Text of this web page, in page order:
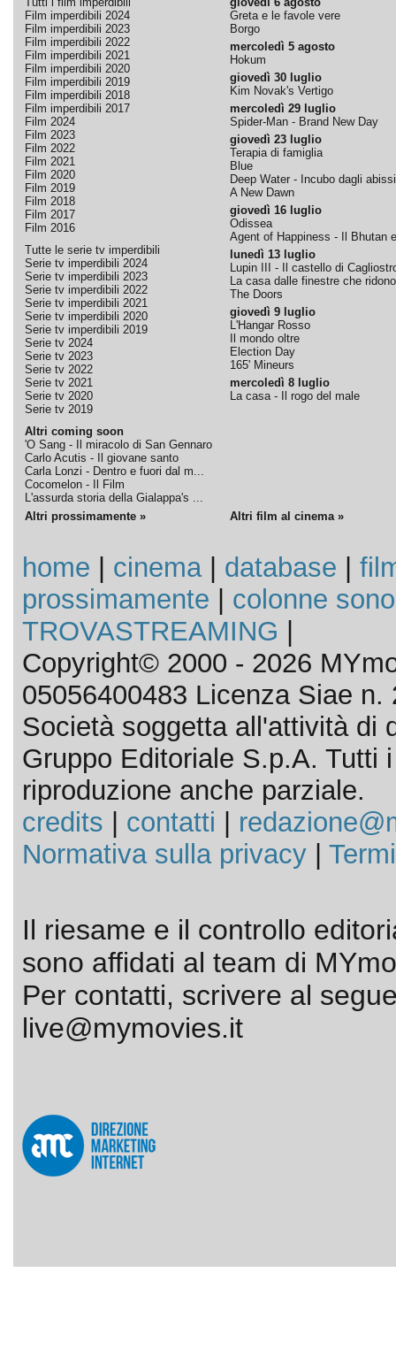
Film imperdibili 2024
Film imperdibili 2023
Film imperdibili 2022
Film imperdibili 2021
Film imperdibili 2020
Film imperdibili 2019
Film imperdibili 2018
Film imperdibili 2017
Film 2024
Film 2023
Film 2022
Film 2021
Film 2020
Film 2019
Film 2018
Film 2017
Film 2016
Tutte le serie tv imperdibili
Serie tv imperdibili 2024
Serie tv imperdibili 2023
Serie tv imperdibili 2022
Serie tv imperdibili 2021
Serie tv imperdibili 2020
Serie tv imperdibili 2019
Serie tv 2024
Serie tv 2023
Serie tv 2022
Serie tv 2021
Serie tv 2020
Serie tv 2019
Altri coming soon
'O Sang - Il miracolo di San Gennaro
Carlo Acutis - Il giovane santo
Carla Lonzi - Dentro e fuori dal m...
Cocomelon - Il Film
L'assurda storia della Gialappa's ...
Greta e le favole vere
Borgo
mercoledì 5 agosto
Hokum
giovedì 30 luglio
Kim Novak's Vertigo
mercoledì 29 luglio
Spider-Man - Brand New Day
giovedì 23 luglio
Terapia di famiglia
Blue
Deep Water - Incubo dagli abissi
A New Dawn
giovedì 16 luglio
Odissea
Agent of Happiness - Il Bhutan
lunedì 13 luglio
Lupin III - Il castello di
La casa dalle finestre che ridono
The Doors
giovedì 9 luglio
L'Hangar Rosso
Il mondo oltre
Election Day
165' Mineurs
mercoledì 8 luglio
La casa - Il rogo del male
Altri prossimamente » Altri film al cinema »
home cinema| database
prossimamente
colonne
TROVASTREAMING
Copyright© 2000 - 2026
05056400483 Licenza Siae n.
Società soggetta all'attività di
Gruppo Editoriale S.p.A. Tutti
riproduzione anche parziale.
credits
contatti
Normativa sulla privacy|
Il riesame e il controllo
sono affidati al team di
Per contatti, scrivere al
live@mymovies.it